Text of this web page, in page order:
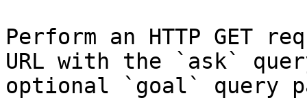
Perform an HTTP GET
URL with the `ask`
optional `goal` query